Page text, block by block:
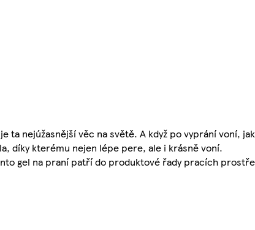
ta nejúžasnější věc na světě. A když po vyprání voní,
díky kterému nejen lépe pere, ale i krásně voní.
gel na praní patří do produktové řady pracích